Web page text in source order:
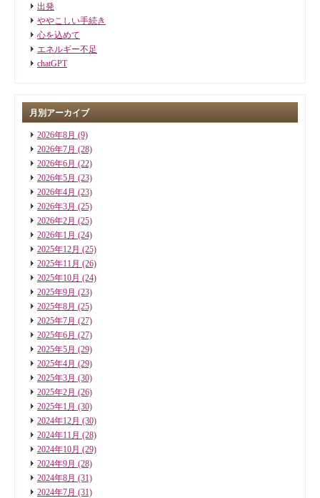
出発
ややこしい手続き
心を込めて
エネルギー不足
chatGPT
月別アーカイブ
2026年8月 (9)
2026年7月 (28)
2026年6月 (22)
2026年5月 (23)
2026年4月 (23)
2026年3月 (25)
2026年2月 (25)
2026年1月 (24)
2025年12月 (25)
2025年11月 (26)
2025年10月 (24)
2025年9月 (23)
2025年8月 (25)
2025年7月 (27)
2025年6月 (27)
2025年5月 (29)
2025年4月 (29)
2025年3月 (30)
2025年2月 (26)
2025年1月 (30)
2024年12月 (30)
2024年11月 (28)
2024年10月 (29)
2024年9月 (28)
2024年8月 (31)
2024年7月 (31)